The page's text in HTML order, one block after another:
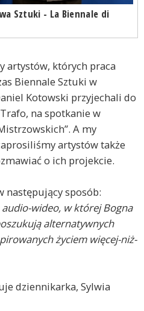
Sztuki - La Biennale di
artystów, których praca
Biennale Sztuki w
Kotowski przyjechali do
na spotkanie w
A my
artystów także
o ich projekcie.
następujący sposób:
audio-wideo, w której Bogna
alternatywnych
życiem więcej-niż-
dziennikarka, Sylwia